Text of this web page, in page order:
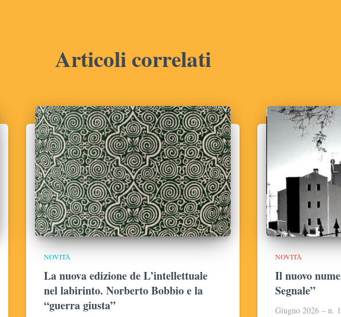
Articoli correlati
NOVITÀ
La nuova edizione de L’intellettuale
nel labirinto. Norberto Bobbio e la
“guerra giusta”
NOVITÀ
Il nuovo
Segnale”
Giugno 2026 – n.